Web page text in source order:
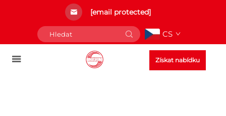
[email protected]
CS
Získat nabídku